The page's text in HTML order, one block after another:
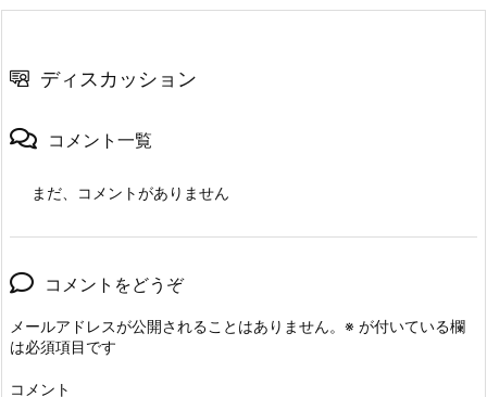
ディスカッション
コメント一覧
まだ、コメントがありません
コメントをどうぞ
メールアドレスが公開されることはありません。 ※ が付いている欄
は必須項目です
コメント